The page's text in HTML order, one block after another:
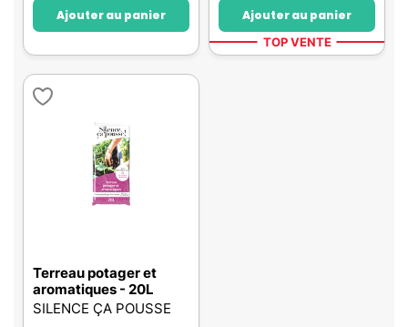
Ajouter au panier Ajouter au panier
TOP VENTE
Terreau potager et
aromatiques - 20L
SILENCE ÇA POUSSE